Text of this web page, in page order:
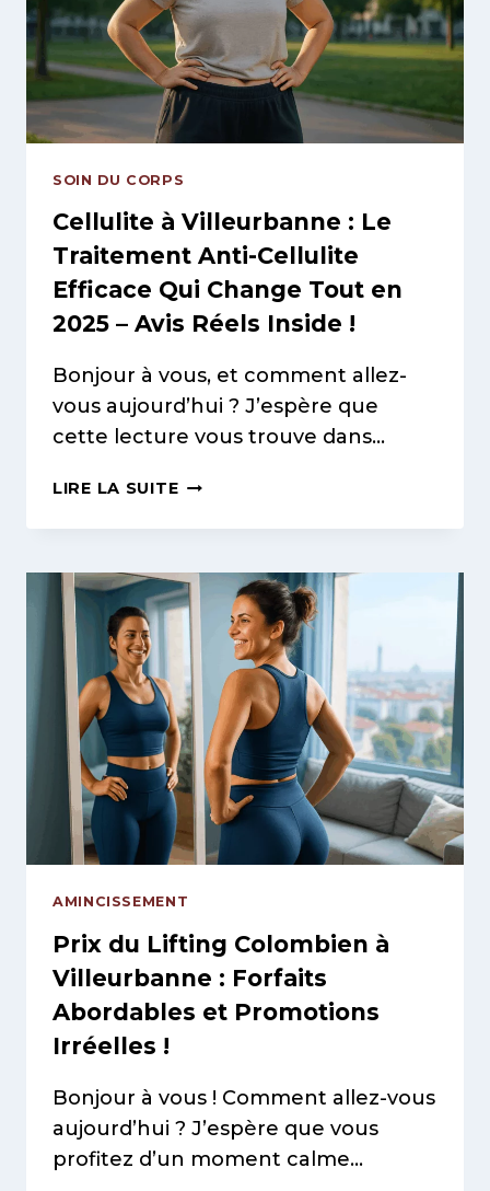
POUR
L’IDENTIFIER
ET
L’ATTÉNUER
EFFICACEMENT
SOIN DU CORPS
Cellulite à Villeurbanne : Le
Traitement Anti-Cellulite
Efficace Qui Change Tout en
2025 – Avis Réels Inside !
Bonjour à vous, et comment allez-
vous aujourd’hui ? J’espère que
cette lecture vous trouve dans…
LIRE LA SUITECELLULITE
VILLEURBANNE
LE
TRAITEMENT
ANTI-
CELLULITE
EFFICACE
QUI
CHANGE
TOUT
EN
2025
–
AVIS
INSIDE
!
AMINCISSEMENT
Prix du Lifting Colombien à
Villeurbanne : Forfaits
Abordables et Promotions
Irréelles !
Bonjour à vous ! Comment allez-vous
aujourd’hui ? J’espère que vous
profitez d’un moment calme…